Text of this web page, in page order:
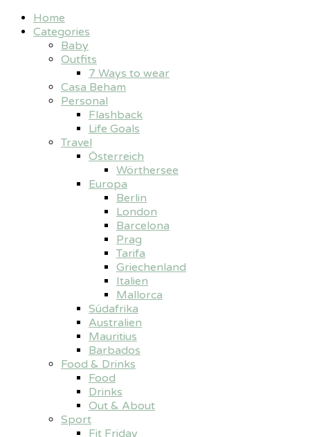
Home
Categories
Baby
Outfits
7 Ways to wear
Casa Beham
Personal
Flashback
Life Goals
Travel
Österreich
Wörthersee
Europa
Berlin
London
Barcelona
Prag
Tarifa
Griechenland
Italien
Mallorca
Südafrika
Australien
Mauritius
Barbados
Food & Drinks
Food
Drinks
Out & About
Sport
Fit Friday